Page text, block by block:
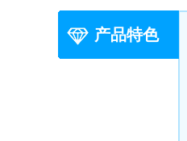
产品特色